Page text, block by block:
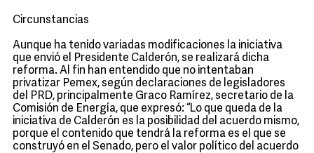
Circunstancias
Aunque ha tenido variadas modificaciones la iniciativa
que envió el Presidente Calderón, se realizará dicha
reforma. Al fin han entendido que no intentaban
privatizar Pemex, según declaraciones de legisladores
del PRD, principalmente Graco Ramírez, secretario de la
Comisión de Energía, que expresó: “Lo que queda de la
iniciativa de Calderón es la posibilidad del acuerdo mismo,
porque el contenido que tendrá la reforma es el que se
construyó en el Senado, pero el valor político del acuerdo